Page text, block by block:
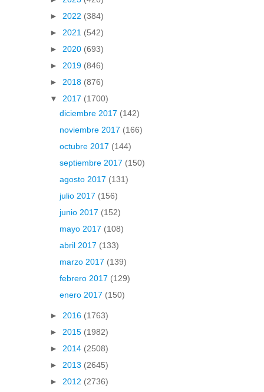
► 2022 (384)
► 2021 (542)
► 2020 (693)
► 2019 (846)
► 2018 (876)
▼ 2017 (1700)
diciembre 2017 (142)
noviembre 2017 (166)
octubre 2017 (144)
septiembre 2017 (150)
agosto 2017 (131)
julio 2017 (156)
junio 2017 (152)
mayo 2017 (108)
abril 2017 (133)
marzo 2017 (139)
febrero 2017 (129)
enero 2017 (150)
► 2016 (1763)
► 2015 (1982)
► 2014 (2508)
► 2013 (2645)
► 2012 (2736)